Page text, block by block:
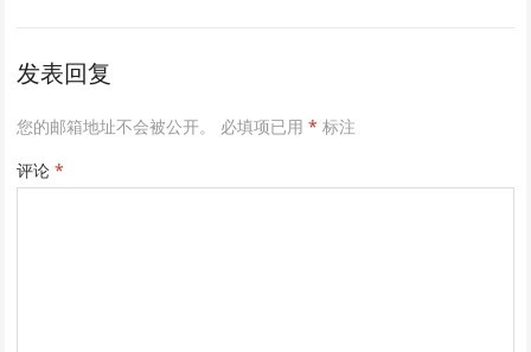
发表回复
您的邮箱地址不会被公开。 必填项已用* 标注
评论*